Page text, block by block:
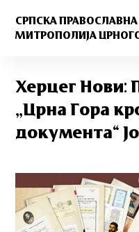
СРПСКА
МИТРОПОЛИЈА
Херцег Нови:
„Црна Гора
документа“